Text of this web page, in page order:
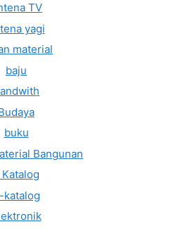
TV
yagi
material
baju
buku
Bangunan
Katalog
katalog